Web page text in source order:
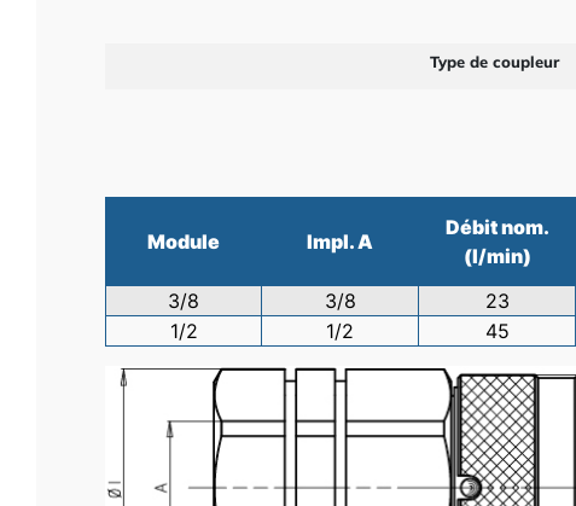
Type de coupleur
Module Impl. A
Débit nom.
(l/min)
3/8 3/8 23
1/2
1/2 45